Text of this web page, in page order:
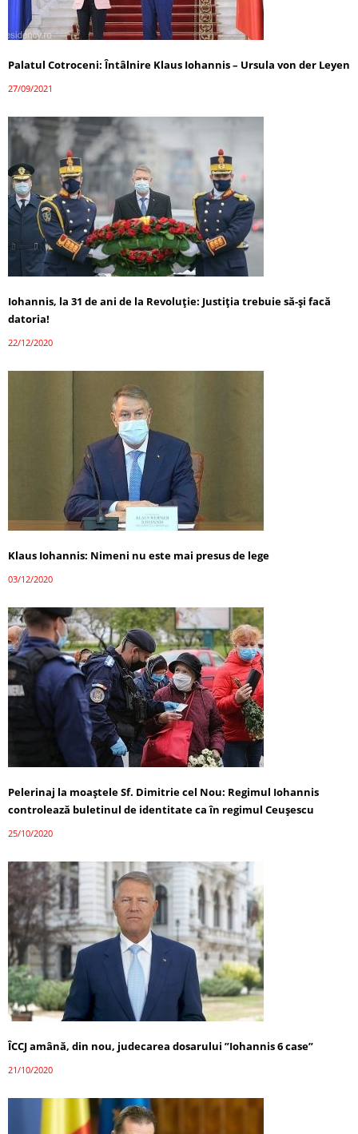
Palatul Cotroceni: Întâlnire Klaus Iohannis – Ursula von der Leyen
27/09/2021
Iohannis, la 31 de ani de la Revoluție: Justiția trebuie să-și facă
datoria!
22/12/2020
Klaus Iohannis: Nimeni nu este mai presus de lege
03/12/2020
Pelerinaj la moaștele Sf. Dimitrie cel Nou: Regimul Iohannis
controlează buletinul de identitate ca în regimul Ceușescu
25/10/2020
ÎCCJ amână, din nou, judecarea dosarului ”Iohannis 6 case”
21/10/2020